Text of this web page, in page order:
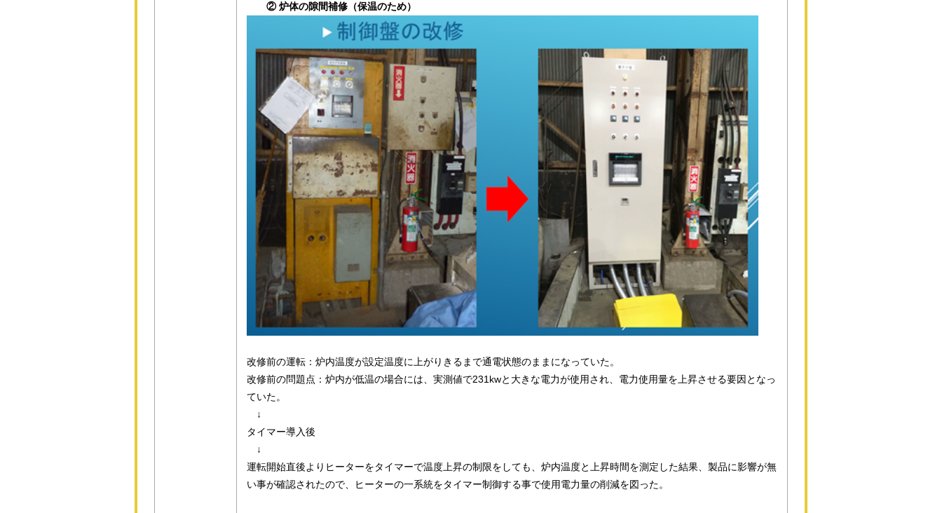
② 炉体の隙間補修（保温のため）
改修前の運転：炉内温度が設定温度に上がりきるまで通電状態のままになっていた。
改修前の問題点：炉内が低温の場合には、実測値で231kwと大きな電力が使用され、電力使用量を上昇させる要因となっ
ていた。
↓
タイマー導入後
↓
運転開始直後よりヒーターをタイマーで温度上昇の制限をしても、炉内温度と上昇時間を測定した結果、製品に影響が無
い事が確認されたので、ヒーターの一系統をタイマー制御する事で使用電力量の削減を図った。